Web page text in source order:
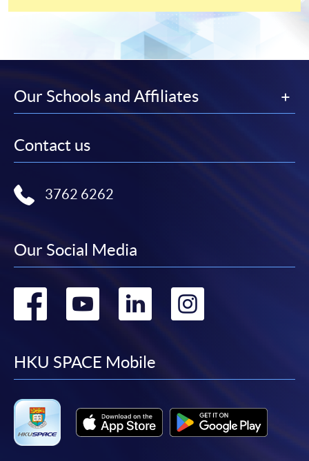
選用網上報名服務必須在已接駁互聯網及支援
Google Chrome瀏覽器。
申請人不應閒置申請超過10分鐘。否則，申請人
網上報名只支援「提早報讀優惠」。如需享用其他
在網上報名過程中，由於提交課程申請和付款在系
快與 閣下聯絡。
申請人應注意，不論親身或網上報讀，相同的課
在網上報名過程中，付款成功後，網頁將顯示付款
確認。另外，確認電子郵件亦會發送到 閣下的電
除特殊情況(例如課程因報名人數不足而被取消)及
法例規定外，一切已繳費用，概不退還。
如須甄選入學，則正式收據並不可作為 閣下已獲
取錄的證明。學院將在截止報名日期後儘快通知申
請者是否獲取錄。落選的申請人將獲退還已繳交的
學費。
Our Schools and Affiliates
Contact us
3762 6262
Our Social Media
Go
facebook
Go
youtube
Go
linkedin
Go
HKU SPACE Mobile